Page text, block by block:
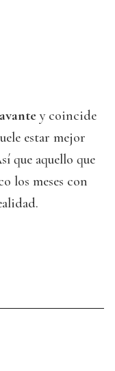
y coincide
estar mejor
que aquello que
los meses con